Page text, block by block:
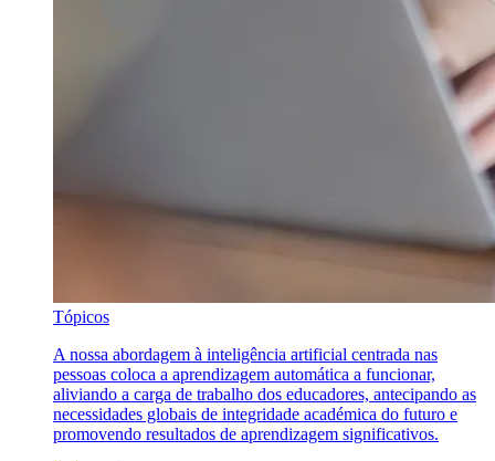
Tópicos
A nossa abordagem à inteligência artificial centrada nas
pessoas coloca a aprendizagem automática a funcionar,
aliviando a carga de trabalho dos educadores, antecipando as
necessidades globais de integridade académica do futuro e
promovendo resultados de aprendizagem significativos.